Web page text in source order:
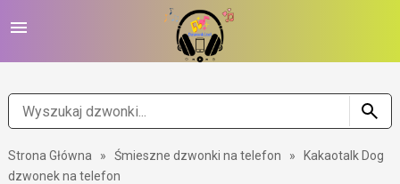
Strona Główna » Śmieszne dzwonki na telefon »
Kakaotalk Dog
dzwonek na telefon